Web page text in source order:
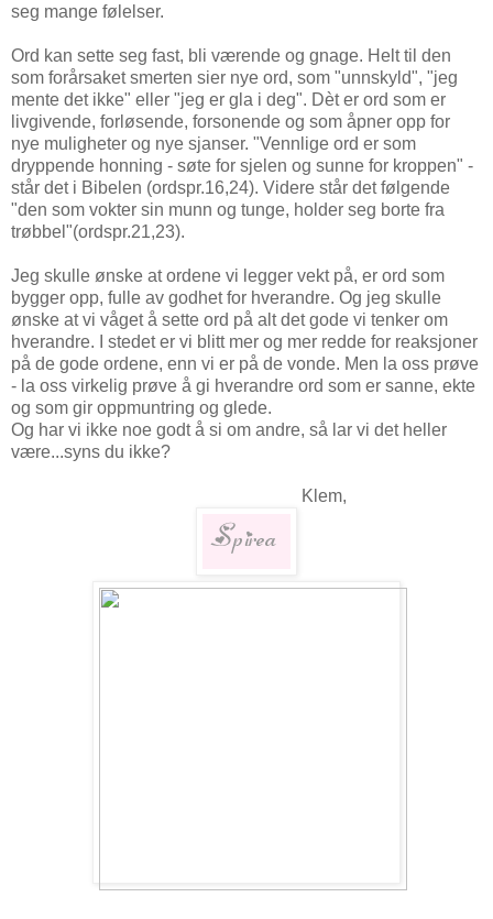
seg mange følelser.
Ord kan sette seg fast, bli værende og gnage. Helt til den
som forårsaket smerten sier nye ord, som "unnskyld", "jeg
mente det ikke" eller "jeg er gla i deg". Dèt er ord som er
livgivende, forløsende, forsonende og som åpner opp for
nye muligheter og nye sjanser. "Vennlige ord er som
dryppende honning - søte for sjelen og sunne for kroppen" -
står det i Bibelen (ordspr.16,24). Videre står det følgende
"den som vokter sin munn og tunge, holder seg borte fra
trøbbel"(ordspr.21,23).
Jeg skulle ønske at ordene vi legger vekt på, er ord som
bygger opp, fulle av godhet for hverandre. Og jeg skulle
ønske at vi våget å sette ord på alt det gode vi tenker om
hverandre. I stedet er vi blitt mer og mer redde for reaksjoner
på de gode ordene, enn vi er på de vonde. Men la oss prøve
- la oss virkelig prøve å gi hverandre ord som er sanne, ekte
og som gir oppmuntring og glede.
Og har vi ikke noe godt å si om andre, så lar vi det heller
være...syns du ikke?
Klem,